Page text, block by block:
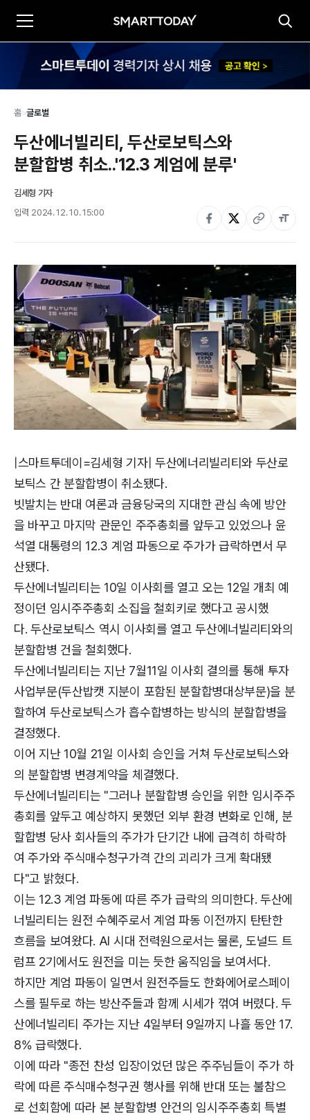
홈>글로벌
두산에너빌리티, 두산로보틱스와
분할합병 취소..'12.3 계엄에 분루'
김세형 기자
입력 2024. 12. 10. 15:00
|스마트투데이=김세형 기자| 두산에너리빌리티와 두산로
보틱스 간 분할합병이 취소됐다.
빗발치는 반대 여론과 금융당국의 지대한 관심 속에 방안
을 바꾸고 마지막 관문인 주주총회를 앞두고 있었으나 윤
석열 대통령의 12.3 계엄 파동으로 주가가 급락하면서 무
산됐다.
두산에너빌리티는 10일 이사회를 열고 오는 12일 개최 예
정이던 임시주주총회 소집을 철회키로 했다고 공시했
다. 두산로보틱스 역시 이사회를 열고 두산에너빌리티와의
분할합병 건을 철회했다.
두산에너빌리티는 지난 7월11일 이사회 결의를 통해 투자
사업부문(두산밥캣 지분이 포함된 분할합병대상부문)을 분
할하여 두산로보틱스가 흡수합병하는 방식의 분할합병을
결정했다.
이어 지난 10월 21일 이사회 승인을 거쳐 두산로보틱스와
의 분할합병 변경계약을 체결했다.
두산에너빌리티는 "그러나 분할합병 승인을 위한 임시주주
총회를 앞두고 예상하지 못했던 외부 환경 변화로 인해, 분
할합병 당사 회사들의 주가가 단기간 내에 급격히 하락하
여 주가와 주식매수청구가격 간의 괴리가 크게 확대됐
다"고 밝혔다.
이는 12.3 계엄 파동에 따른 주가 급락의 의미한다. 두산에
너빌리티는 원전 수혜주로서 계엄 파동 이전까지 탄탄한
흐름을 보여왔다. AI 시대 전력원으로서는 물론, 도널드 트
럼프 2기에서도 원전을 미는 듯한 움직임을 보여서다.
하지만 계엄 파동이 일면서 원전주들도 한화에어로스페이
스를 필두로 하는 방산주들과 함께 시세가 꺾여 버렸다. 두
산에너빌리티 주가는 지난 4일부터 9일까지 나흘 동안 17.
8% 급락했다.
이에 따라 "종전 찬성 입장이었던 많은 주주님들이 주가 하
락에 따른 주식매수청구권 행사를 위해 반대 또는 불참으
로 선회함에 따라 본 분할합병 안건의 임시주주총회 특별